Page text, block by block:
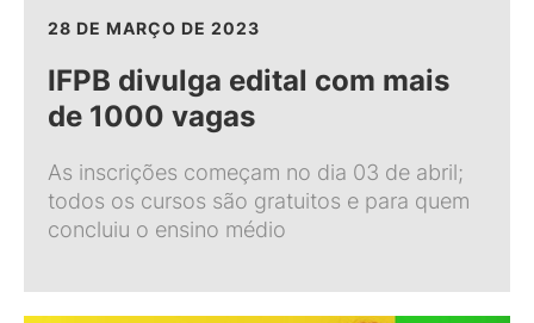
28 DE MARÇO DE 2023
IFPB divulga edital com mais
de 1000 vagas
As inscrições começam no dia 03 de abril;
todos os cursos são gratuitos e para quem
concluiu o ensino médio